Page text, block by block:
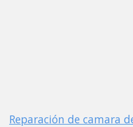
Reparación de camara